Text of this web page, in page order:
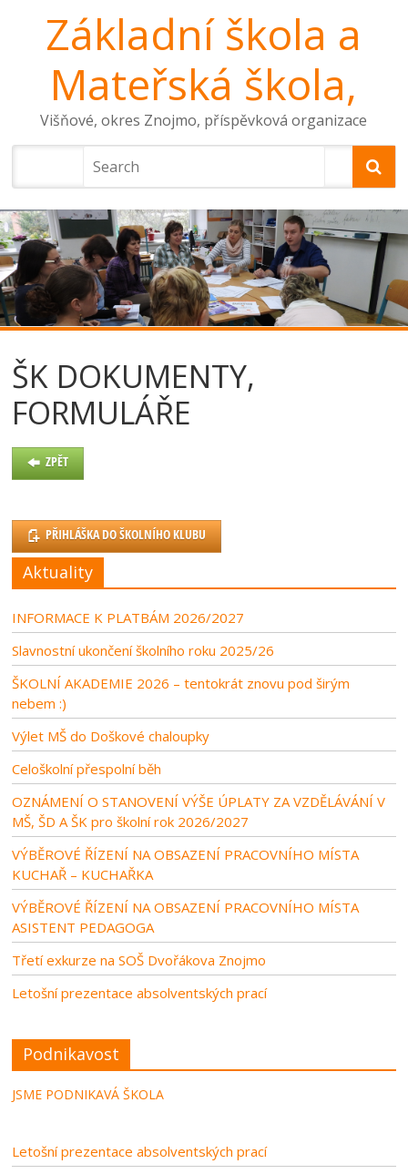
Základní škola a
Mateřská škola,
Višňové, okres Znojmo, příspěvková organizace
ŠK DOKUMENTY,
FORMULÁŘE
ZPĚT
PŘIHLÁŠKA DO ŠKOLNÍHO KLUBU
Aktuality
INFORMACE K PLATBÁM 2026/2027
Slavnostní ukončení školního roku 2025/26
ŠKOLNÍ AKADEMIE 2026 – tentokrát znovu pod širým
nebem :)
Výlet MŠ do Doškové chaloupky
Celoškolní přespolní běh
OZNÁMENÍ O STANOVENÍ VÝŠE ÚPLATY ZA VZDĚLÁVÁNÍ V
MŠ, ŠD A ŠK pro školní rok 2026/2027
VÝBĚROVÉ ŘÍZENÍ NA OBSAZENÍ PRACOVNÍHO MÍSTA
KUCHAŘ – KUCHAŘKA
VÝBĚROVÉ ŘÍZENÍ NA OBSAZENÍ PRACOVNÍHO MÍSTA
ASISTENT PEDAGOGA
Třetí exkurze na SOŠ Dvořákova Znojmo
Letošní prezentace absolventských prací
Podnikavost
JSME PODNIKAVÁ ŠKOLA
Letošní prezentace absolventských prací